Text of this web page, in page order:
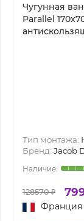
Чугунная
Parallel
Тип монтажа:
Бренд: Jacob
128570 ₽
Франция